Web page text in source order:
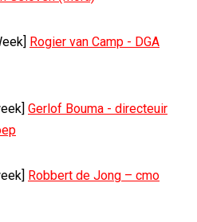
Rogier van Camp - DGA
Gerlof Bouma - directeuir
Robbert de Jong – cmo